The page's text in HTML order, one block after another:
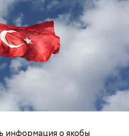
информация о якобы
не все туристические
пока это больше похоже на
что туристам не стоит
получить опасную дозу
об экологии